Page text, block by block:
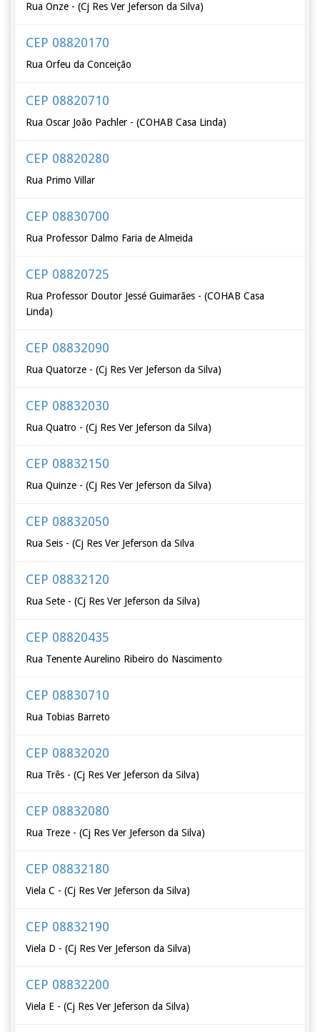
Rua Onze - (Cj Res Ver Jeferson da Silva)
CEP 08820170
Rua Orfeu da Conceição
CEP 08820710
Rua Oscar João Pachler - (COHAB Casa Linda)
CEP 08820280
Rua Primo Villar
CEP 08830700
Rua Professor Dalmo Faria de Almeida
CEP 08820725
Rua Professor Doutor Jessé Guimarães - (COHAB Casa
Linda)
CEP 08832090
Rua Quatorze - (Cj Res Ver Jeferson da Silva)
CEP 08832030
Rua Quatro - (Cj Res Ver Jeferson da Silva)
CEP 08832150
Rua Quinze - (Cj Res Ver Jeferson da Silva)
CEP 08832050
Rua Seis - (Cj Res Ver Jeferson da Silva
CEP 08832120
Rua Sete - (Cj Res Ver Jeferson da Silva)
CEP 08820435
Rua Tenente Aurelino Ribeiro do Nascimento
CEP 08830710
Rua Tobias Barreto
CEP 08832020
Rua Três - (Cj Res Ver Jeferson da Silva)
CEP 08832080
Rua Treze - (Cj Res Ver Jeferson da Silva)
CEP 08832180
Viela C - (Cj Res Ver Jeferson da Silva)
CEP 08832190
Viela D - (Cj Res Ver Jeferson da Silva)
CEP 08832200
Viela E - (Cj Res Ver Jeferson da Silva)